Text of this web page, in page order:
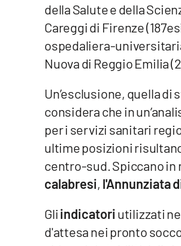
Lamezia Terme
Calabriavisione
Destinazioni
della Salute e della
Careggi di Firenze
ospedaliera-
Nuova di Reggio Emilia
Un’esclusione, quella
considera che in
per i servizi sanitari
ultime posizioni
centro-sud. Spiccano in
calabresi, l'Annunziata
Gliindicatoriutilizzati
d'attesa nei pronto